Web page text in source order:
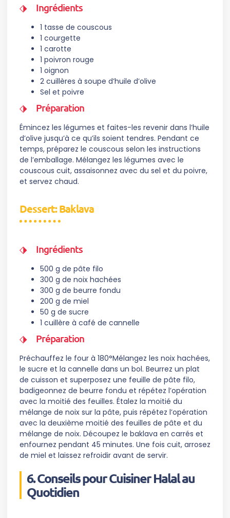
Ingrédients
1 tasse de couscous
1 courgette
1 carotte
1 poivron rouge
1 oignon
2 cuillères à soupe d’huile d’olive
Sel et poivre
Préparation
Émincez les légumes et faites-les revenir dans l’huile
d’olive jusqu’à ce qu’ils soient tendres. Pendant ce
temps, préparez le couscous selon les instructions
de l’emballage. Mélangez les légumes avec le
couscous cuit, assaisonnez avec du sel et du poivre,
et servez chaud.
Dessert: Baklava
Ingrédients
500 g de pâte filo
300 g de noix hachées
300 g de beurre fondu
200 g de miel
50 g de sucre
1 cuillère à café de cannelle
Préparation
Préchauffez le four à 180°Mélangez les noix hachées,
le sucre et la cannelle dans un bol. Beurrez un plat
de cuisson et superposez une feuille de pâte filo,
badigeonnez de beurre fondu et répétez l’opération
avec la moitié des feuilles. Étalez la moitié du
mélange de noix sur la pâte, puis répétez l’opération
avec la deuxième moitié des feuilles de pâte et du
mélange de noix. Découpez le baklava en carrés et
enfournez pendant 45 minutes. Une fois cuit, arrosez
de miel et laissez refroidir avant de servir.
6. Conseils pour Cuisiner Halal au
Quotidien